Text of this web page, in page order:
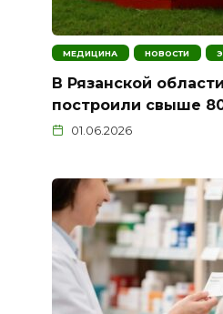
МЕДИЦИНА НОВОСТИ
В Рязанской
построили свыше
01.06.2026